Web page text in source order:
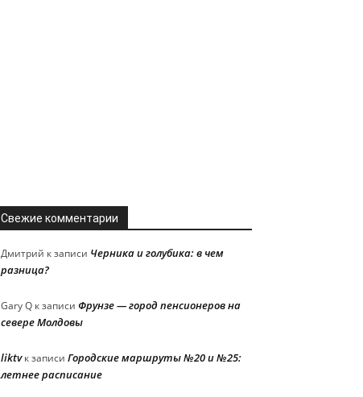
Свежие комментарии
Дмитрий к записи Черника и голубика: в чем
разница?
Gary Q к записи Фрунзе — город пенсионеров на
севере Молдовы
liktvк записи Городские маршруты №20 и №25:
летнее расписание